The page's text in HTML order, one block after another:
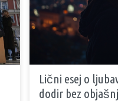
Lični esej o
dodir bez